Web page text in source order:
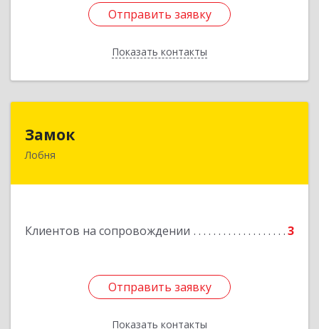
Отправить заявку
Показать контакты
Отправить заявку
Назад
Замок
Лобня
Клиентов на сопровождении 3
Отправить заявку
Показать контакты
Россия, 141730, Московская область, г. Лобня,
Отправить заявку
Назад